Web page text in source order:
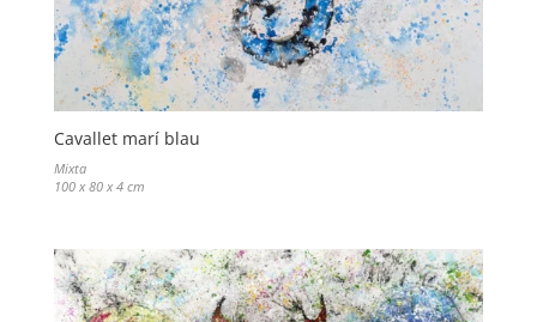
Cavallet marí blau
Mixta
100 x 80 x 4 cm